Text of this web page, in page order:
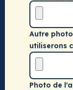
Autre
utiliserons
Photo de